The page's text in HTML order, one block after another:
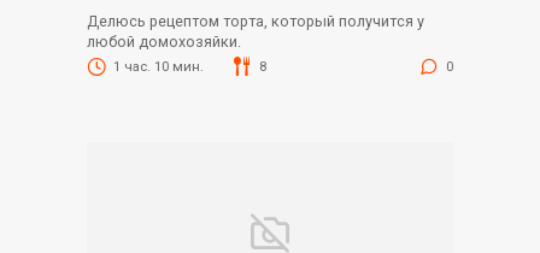
Делюсь рецептом торта, который получится у
любой домохозяйки.
1 час. 10 мин. 8 0